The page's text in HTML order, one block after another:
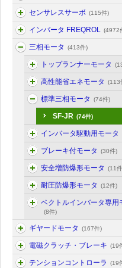
センサレスサーボ (115件)
インバータ FREQROL (4972
三相モータ (413件)
トップランナーモータ
高性能省エネモータ (113
標準三相モータ (74件)
SF-JR (74件)
インバータ駆動用モータ
ブレーキ付モータ (30件)
安全増防爆形モータ (11
耐圧防爆形モータ (12件)
ベクトルインバータ専用
(8件)
ギヤードモータ (167件)
電磁クラッチ・ブレーキ (19
テンションコントローラ (19